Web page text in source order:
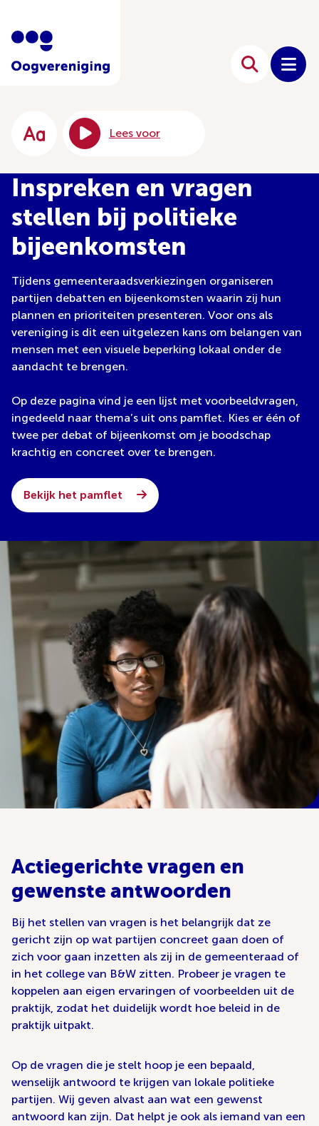
Lees voor
Inspreken en vragen
stellen bij politieke
bijeenkomsten
Tijdens gemeenteraadsverkiezingen organiseren
partijen debatten en bijeenkomsten waarin zij hun
plannen en prioriteiten presenteren. Voor ons als
vereniging is dit een uitgelezen kans om belangen van
mensen met een visuele beperking lokaal onder de
aandacht te brengen.
Op deze pagina vind je een lijst met voorbeeldvragen,
ingedeeld naar thema’s uit ons pamflet. Kies er één of
twee per debat of bijeenkomst om je boodschap
krachtig en concreet over te brengen.
Bekijk het pamflet
Actiegerichte vragen en
gewenste antwoorden
Bij het stellen van vragen is het belangrijk dat ze
gericht zijn op wat partijen concreet gaan doen of
zich voor gaan inzetten als zij in de gemeenteraad of
in het college van B&W zitten. Probeer je vragen te
koppelen aan eigen ervaringen of voorbeelden uit de
praktijk, zodat het duidelijk wordt hoe beleid in de
praktijk uitpakt.
Op de vragen die je stelt hoop je een bepaald,
wenselijk antwoord te krijgen van lokale politieke
partijen. Wij geven alvast aan wat een gewenst
antwoord kan zijn. Dat helpt je ook als iemand van een